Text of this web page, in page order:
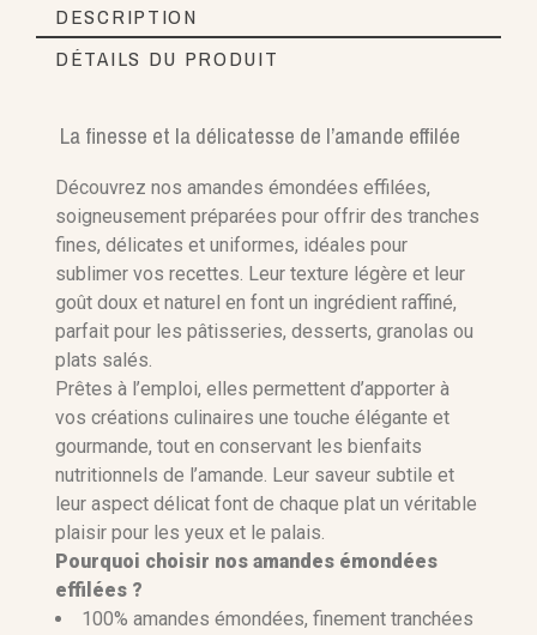
DESCRIPTION
DÉTAILS DU PRODUIT
La finesse et la délicatesse de l’amande effilée
Découvrez nos amandes émondées effilées,
soigneusement préparées pour offrir des tranches
fines, délicates et uniformes, idéales pour
sublimer vos recettes. Leur texture légère et leur
goût doux et naturel en font un ingrédient raffiné,
parfait pour les pâtisseries, desserts, granolas ou
plats salés.
Prêtes à l’emploi, elles permettent d’apporter à
vos créations culinaires une touche élégante et
gourmande, tout en conservant les bienfaits
nutritionnels de l’amande. Leur saveur subtile et
leur aspect délicat font de chaque plat un véritable
plaisir pour les yeux et le palais.
Pourquoi choisir nos amandes émondées
effilées ?
100% amandes émondées, finement tranchées